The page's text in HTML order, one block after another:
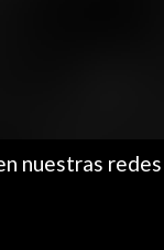
nuestras